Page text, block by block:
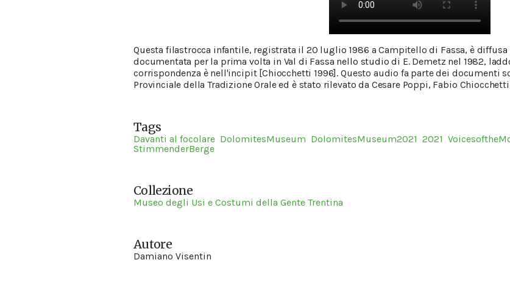
Questa filastrocca infantile, registrata il 20 luglio 1986 a Campitello di Fassa, è
documentata per la prima volta in Val di Fassa nello studio di E. Demetz nel 1982,
corrispondenza è nell'incipit [Chiocchetti 1996]. Questo audio fa parte dei documenti
Provinciale della Tradizione Orale ed è stato rilevato da Cesare Poppi, Fabio
Tags
Davanti al focolare DolomitesMuseum DolomitesMuseum2021 2021
StimmenderBerge
Collezione
Museo degli Usi e Costumi della Gente Trentina
Autore
Damiano Visentin